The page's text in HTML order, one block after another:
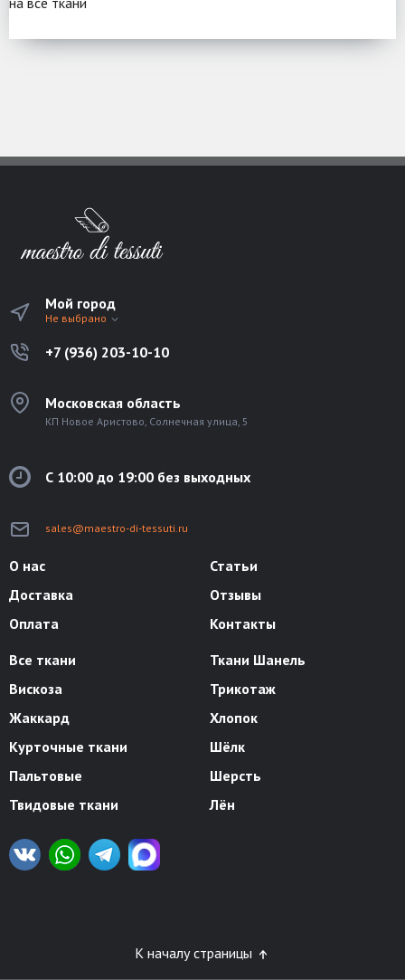
Мой город
Не выбрано
+7 (936) 203-10-10
Московская область
КП Новое Аристово, Солнечная улица, 5
С 10:00 до 19:00 без выходных
sales@maestro-di-tessuti.ru
О нас
Доставка
Оплата
Статьи
Отзывы
Контакты
Все ткани
Вискоза
Жаккард
Курточные ткани
Пальтовые
Твидовые ткани
Ткани Шанель
Трикотаж
Хлопок
Шёлк
Шерсть
Лён
К началу страницы